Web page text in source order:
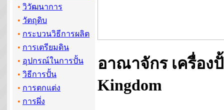
• วิวัฒนาการ
• วัตถุดิบ
• กระบวนวิธีการผลิต
• การเตรียมดิน
• อุปกรณ์ในการปั้น
• วิธีการปั้น
• การตกแต่ง
• การผึ่ง
อาณาจักร เครื่อง
Kingdom